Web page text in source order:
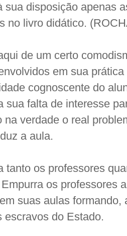
sua disposição apenas
no livro didático.
de um certo
em sua
cognoscente do
sua falta de interesse
na verdade o real
a aula.
tanto os professores
os professores
suas aulas
escravos do Estado.